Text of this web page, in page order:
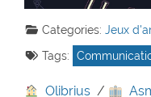
Categories: Jeux
Tags:
Olibrius /